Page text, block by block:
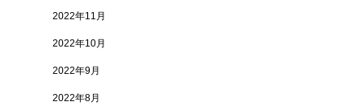
2022年11月
2022年10月
2022年9月
2022年8月